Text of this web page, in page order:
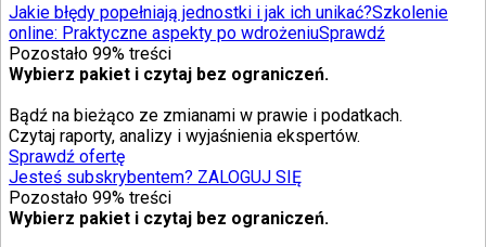
Jakie błędy popełniają jednostki i jak ich unikać?Szkolenie
online: Praktyczne aspekty po wdrożeniuSprawdź
Pozostało 99% treści
Wybierz pakiet i czytaj bez ograniczeń.
Bądź na bieżąco ze zmianami w prawie i podatkach.
Czytaj raporty, analizy i wyjaśnienia ekspertów.
Sprawdź ofertę
Jesteś subskrybentem? ZALOGUJ SIĘ
Pozostało 99% treści
Wybierz pakiet i czytaj bez ograniczeń.